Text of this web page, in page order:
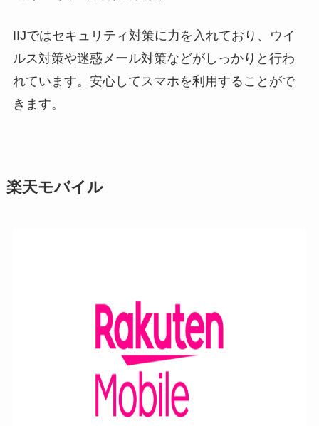
IIJではセキュリティ対策に力を入れており、ウイ
ルス対策や迷惑メール対策などがしっかりと行わ
れています。安心してスマホを利用することがで
きます。
楽天モバイル